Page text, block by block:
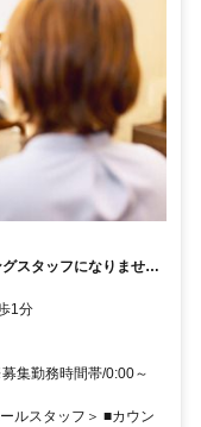
スタッフになりません
月下旬オープン予定】
1分
集勤務時間帯/0:00～
ルスタッフ＞ ■カウン